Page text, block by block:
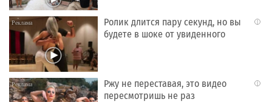
i
Ролик длится пару секунд, но вы
будете в шоке от увиденного
i
Ржу не переставая, это видео
пересмотришь не раз